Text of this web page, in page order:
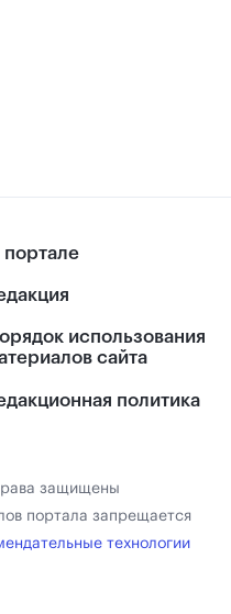
использования
сайта
политика
защищены
портала запрещается
технологии